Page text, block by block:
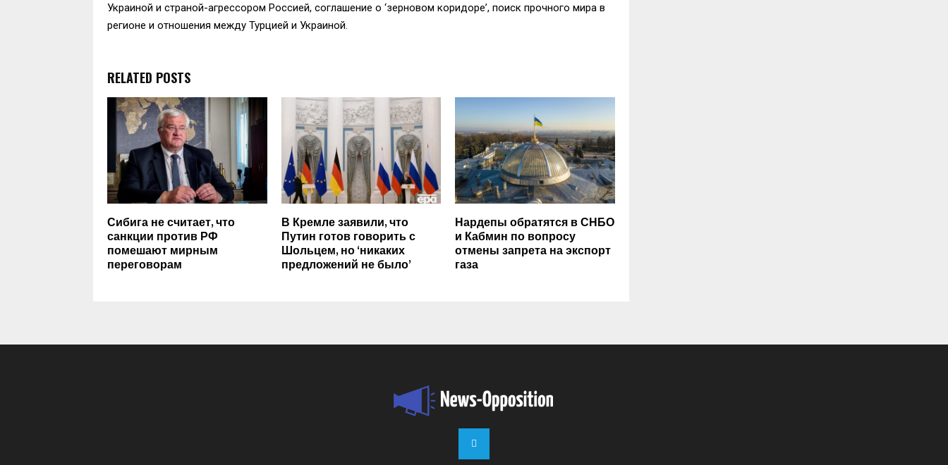
Украиной и страной-агрессором Россией, соглашение о ‘зерновом коридоре’, поиск прочного мира в
регионе и отношения между Турцией и Украиной.
RELATED POSTS
Сибига не считает, что
санкции против РФ
помешают мирным
переговорам
В Кремле заявили, что
Путин готов говорить с
Шольцем, но ‘никаких
предложений не было’
Нардепы обратятся в СНБО
и Кабмин по вопросу
отмены запрета на экспорт
газа